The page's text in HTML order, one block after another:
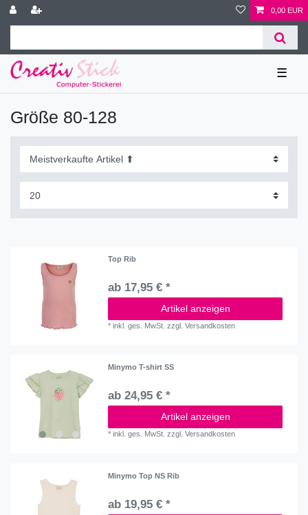
0,00 EUR
☰
Größe 80-128
Top Rib
ab 17,95 € *
Artikel anzeigen
*inkl. ges. MwSt. zzgl.Versandkosten
Minymo T-shirt SS
ab 24,95 € *
Artikel anzeigen
*inkl. ges. MwSt. zzgl.Versandkosten
Minymo Top NS Rib
ab 19,95 € *